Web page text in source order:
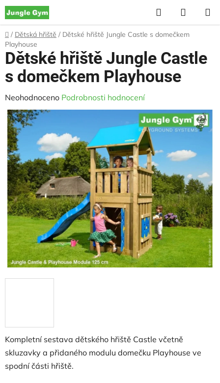
Přejít
na
obsah
Hledat
KOŠÍK
Domů
/ Dětská hřiště / Dětské hřiště Jungle Castle s domečkem
Playhouse
Kompletní sestava dětského hřiště Castle včetně
skluzavky a přidaného modulu domečku Playhouse ve
spodní části hřiště.
Dětské hřiště Jungle Castle
s domečkem Playhouse
Průměrné
hodnocení
produktu
je
0,0
z
5
hvězdiček.
Neohodnoceno Podrobnosti hodnocení